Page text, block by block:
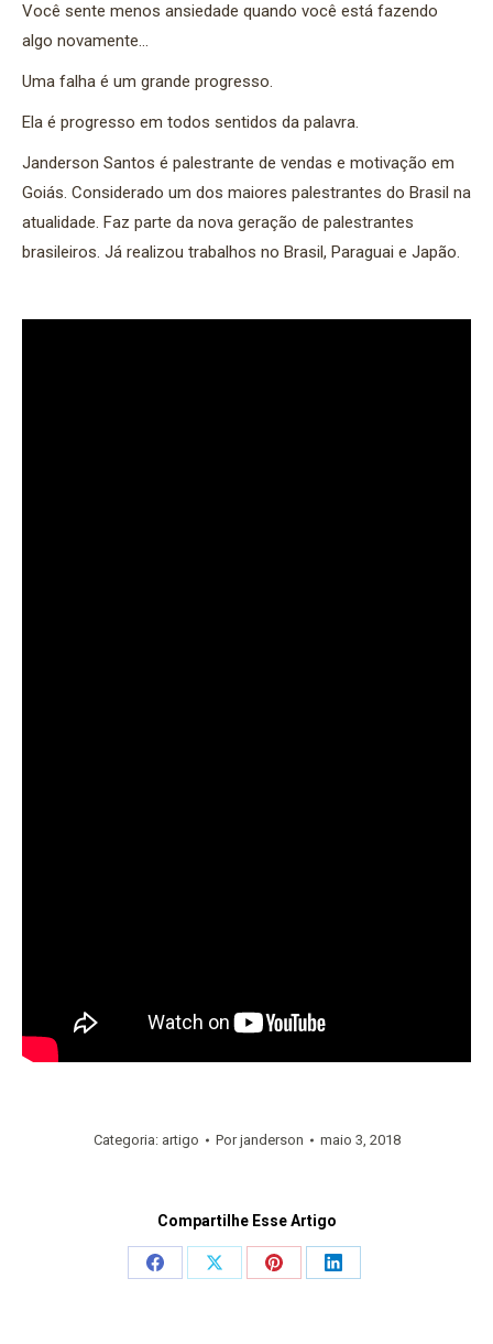
Você sente menos ansiedade quando você está fazendo
algo novamente…
Uma falha é um grande progresso.
Ela é progresso em todos sentidos da palavra.
Janderson Santos é palestrante de vendas e motivação em
Goiás. Considerado um dos maiores palestrantes do Brasil na
atualidade. Faz parte da nova geração de palestrantes
brasileiros. Já realizou trabalhos no Brasil, Paraguai e Japão.
Categoria: artigo Porjanderson maio 3, 2018
Compartilhe Esse Artigo
Share
Share
Share
Share